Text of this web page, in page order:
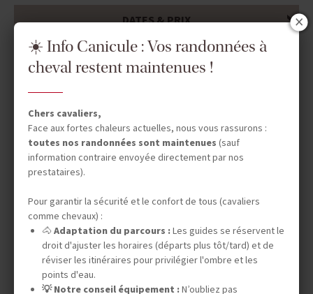
DATES & PRIX
INFOS PRATIQUES
TOURISME RESPONSABLE
LE SAVIEZ-VOUS ?
☀️ Info Canicule : Vos randonnées à
cheval restent maintenues !
Chers cavaliers,
Face aux fortes chaleurs actuelles, nous vous rassurons :
toutes nos randonnées sont maintenues (sauf
information contraire envoyée directement par nos
prestataires).
Pour garantir la sécurité et le confort de tous (cavaliers
comme chevaux) :
🐴 Adaptation du parcours :Les guides se réservent le
droit d'ajuster les horaires (départs plus tôt/tard) et de
réviser les itinéraires pour privilégier l'ombre et les
points d'eau.
💡 Notre conseil équipement :N’oubliez pas